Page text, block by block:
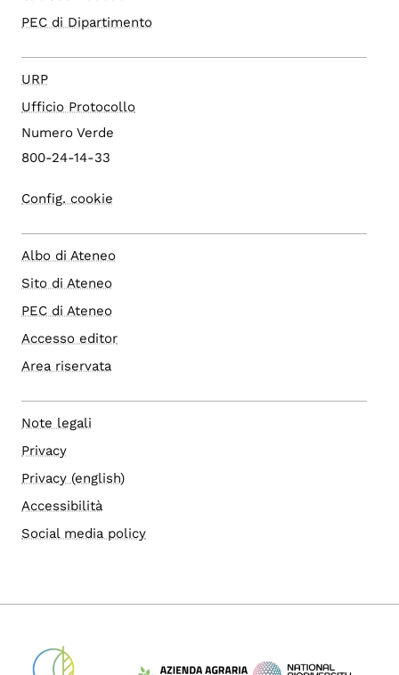
PEC di Dipartimento
URP
Ufficio Protocollo
Numero Verde
800-24-14-33
Config. cookie
Albo di Ateneo
Sito di Ateneo
PEC di Ateneo
Accesso editor
Area riservata
Note legali
Privacy
Privacy (english)
Accessibilità
Social media policy